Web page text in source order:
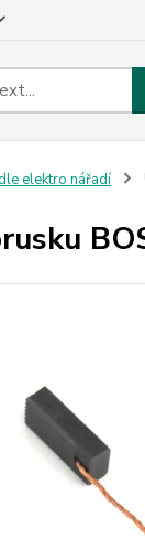
elektro nářadí